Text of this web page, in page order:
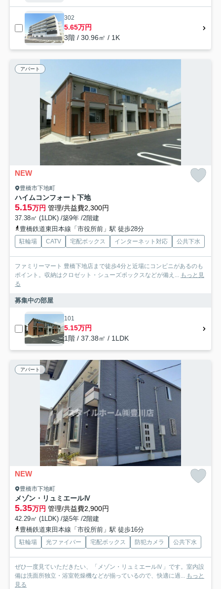
302
5.65万円
3階 / 30.96㎡ / 1K
アパート
NEW
豊橋市下地町
ハイムコンフォート下地
5.15万円 管理/共益費2,300円
37.38㎡ (1LDK) /築9年 /2階建
豊橋鉄道東田本線「市役所前」駅 徒歩28分
駐輪場 CATV 宅配ボックス インターネット対応 公共下水
ファミリーマート 豊橋下地店まで徒歩4分と近場にコンビニがあるのも
ポイント。収納はクロゼット・シューズボックスなどが備え... もっと見
る
募集中の部屋
101
5.15万円
1階 / 37.38㎡ / 1LDK
アパート
NEW
豊橋市下地町
メゾン・リュミエールⅣ
5.35万円 管理/共益費2,900円
42.29㎡ (1LDK) /築5年 /2階建
豊橋鉄道東田本線「市役所前」駅 徒歩16分
駐輪場 光ファイバー 宅配ボックス 防犯カメラ 公共下水
ぜひ一度見ていただきたい、「メゾン・リュミエールⅣ」です。室内設
備は洗面所独立・浴室乾燥機などが揃っているので、快適に過... もっと
見る